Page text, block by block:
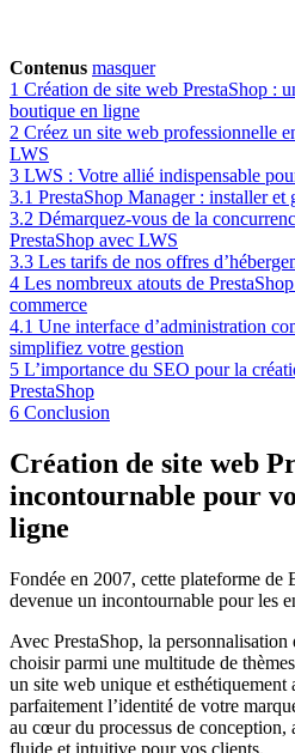
Contenus masquer
1 Création de site web PrestaShop :
boutique en ligne
2 Créez un site web professionnelle
LWS
3 LWS : Votre allié indispensable
3.1 PrestaShop Manager : installer et
3.2 Démarquez-vous de la
PrestaShop avec LWS
3.3 Les tarifs de nos offres
4 Les nombreux atouts de
commerce
4.1 Une interface d’administration
simplifiez votre gestion
5 L’importance du SEO pour la
PrestaShop
6 Conclusion
Création de site web
incontournable pour
ligne
Fondée en 2007, cette plateforme de
devenue un incontournable pour les
Avec PrestaShop, la personnalisation
choisir parmi une multitude de
un site web unique et esthétiquement
parfaitement l’identité de votre
au cœur du processus de conception,
fluide et intuitive pour vos clients.